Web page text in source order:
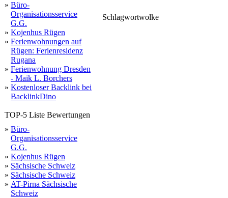
» Büro-
Organisationsservice
G.G.
» Kojenhus Rügen
» Ferienwohnungen auf
Rügen: Ferienresidenz
Rugana
» Ferienwohnung Dresden
- Maik L. Borchers
» Kostenloser Backlink bei
BacklinkDino
TOP-5 Liste Bewertungen
» Büro-
Organisationsservice
G.G.
» Kojenhus Rügen
» Sächsische Schweiz
» Sächsische Schweiz
» AT-Pirna Sächsische
Schweiz
Schlagwortwolke